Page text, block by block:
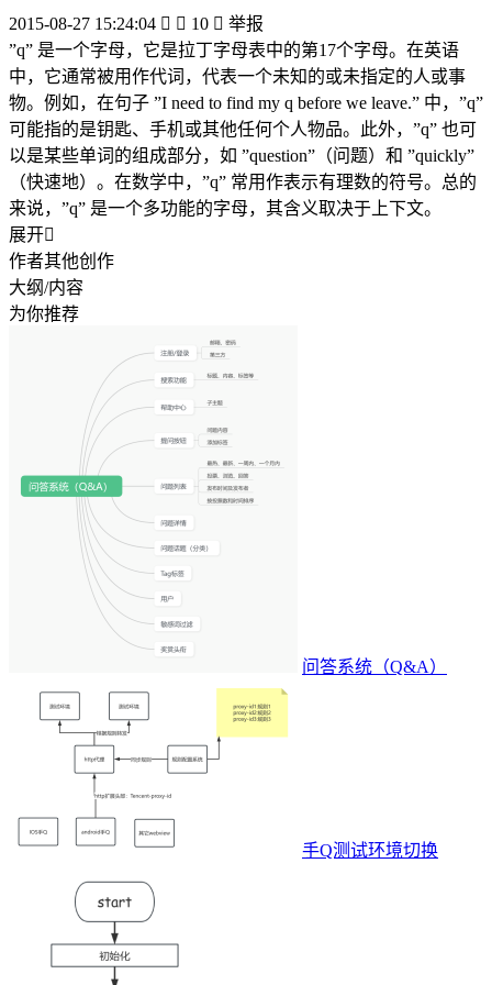
2015-08-27 15:24:04   10  举报
”q” 是一个字母，它是拉丁字母表中的第17个字母。在英语
中，它通常被用作代词，代表一个未知的或未指定的人或事
物。例如，在句子 ”I need to find my q before we leave.” 中，”q”
可能指的是钥匙、手机或其他任何个人物品。此外，”q” 也可
以是某些单词的组成部分，如 ”question”（问题）和 ”quickly”
（快速地）。在数学中，”q” 常用作表示有理数的符号。总的
来说，”q” 是一个多功能的字母，其含义取决于上下文。
展开
作者其他创作
大纲/内容
为你推荐
问答系统（Q&A）
手Q测试环境切换